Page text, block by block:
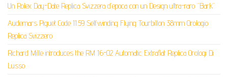
Un Rolex Day-Date Replica Svizzera d’epoca con un Design ultra-raro “Bark”
Audemars Piguet Code 11.59 Selfwinding Flying Tourbillon 38mm Orologio
Replica Svizzero
Richard Mille introduces the RM 16-02 Automatic Extraflat Replica Orologi Di
Lusso